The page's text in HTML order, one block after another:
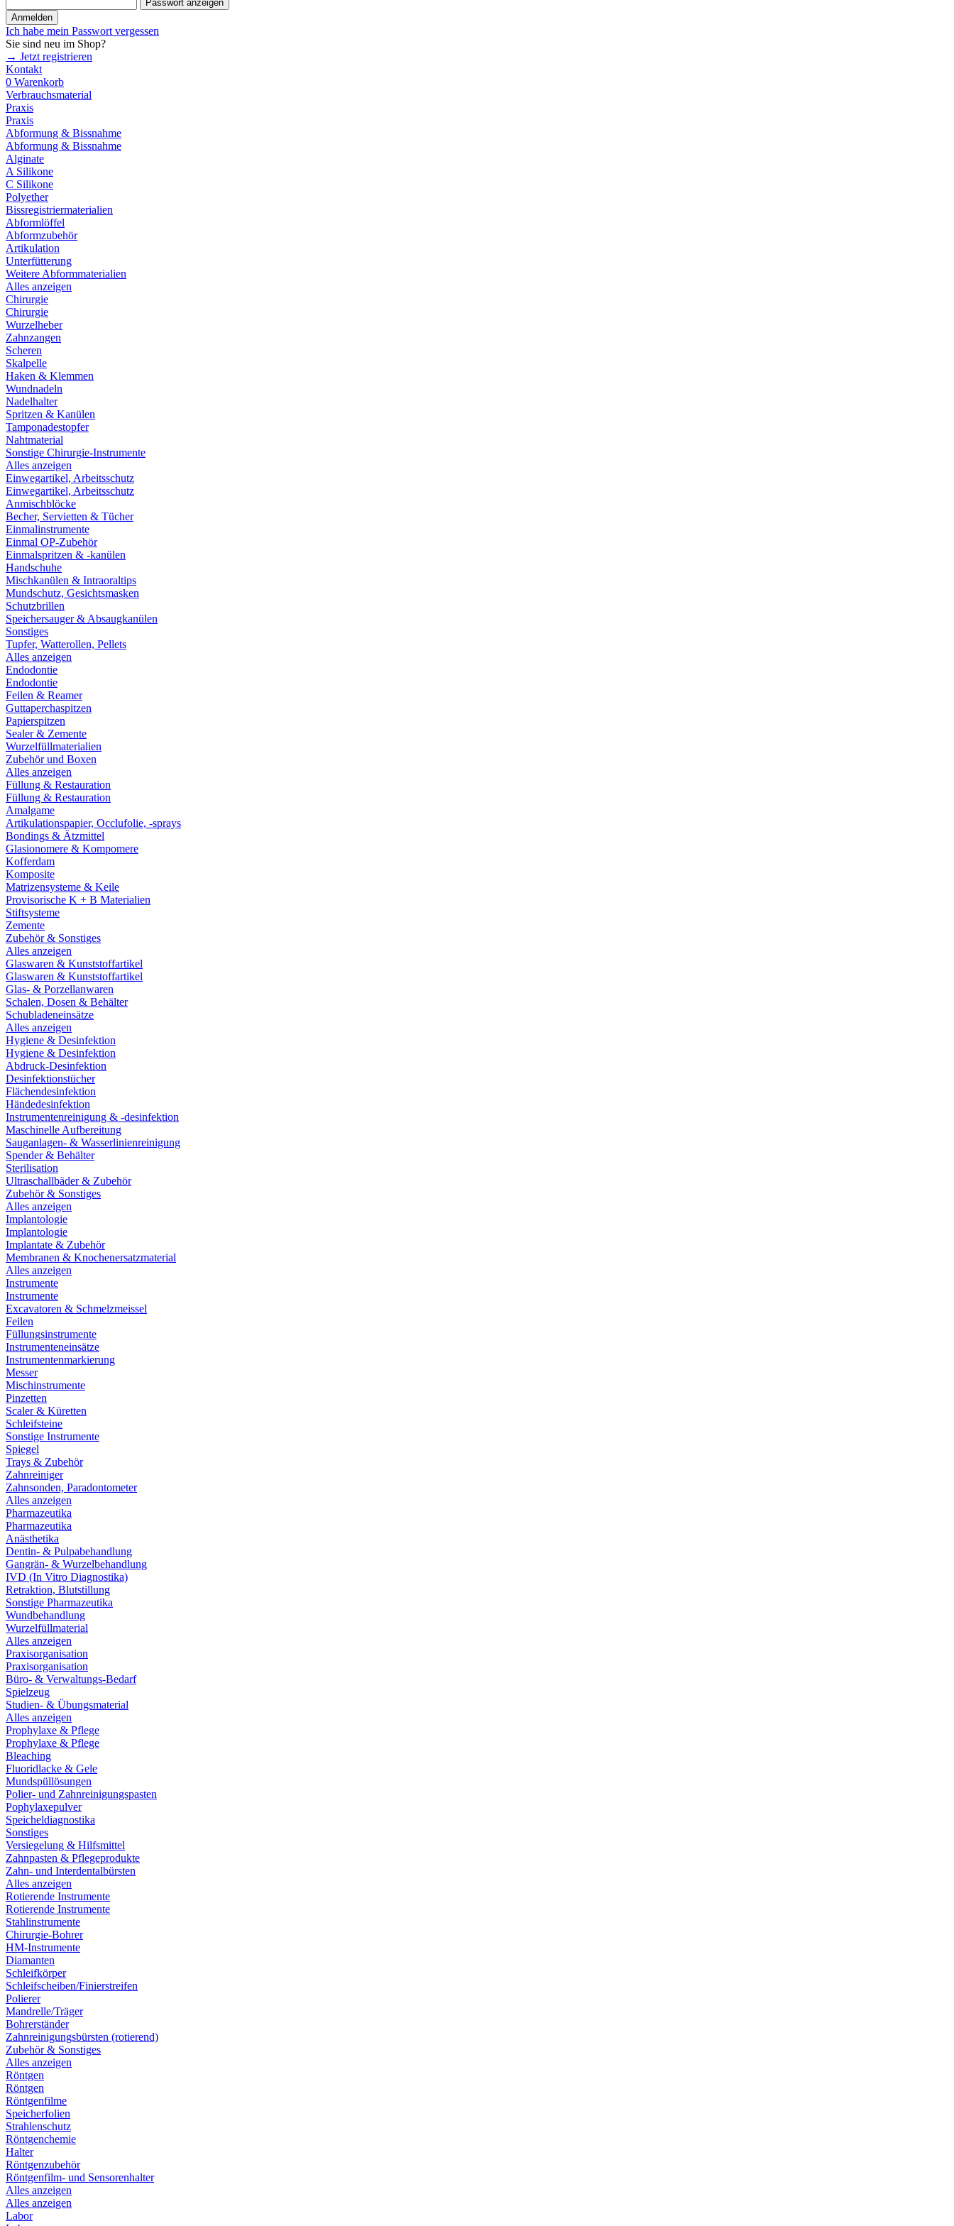
Passwort anzeigen
Anmelden
Ich habe mein Passwort vergessen
Sie sind neu im Shop?
→ Jetzt registrieren
Kontakt
0 Warenkorb
Verbrauchsmaterial
Praxis
Praxis
Abformung & Bissnahme
Abformung & Bissnahme
Alginate
A Silikone
C Silikone
Polyether
Bissregistriermaterialien
Abformlöffel
Abformzubehör
Artikulation
Unterfütterung
Weitere Abformmaterialien
Alles anzeigen
Chirurgie
Chirurgie
Wurzelheber
Zahnzangen
Scheren
Skalpelle
Haken & Klemmen
Wundnadeln
Nadelhalter
Spritzen & Kanülen
Tamponadestopfer
Nahtmaterial
Sonstige Chirurgie-Instrumente
Alles anzeigen
Einwegartikel, Arbeitsschutz
Einwegartikel, Arbeitsschutz
Anmischblöcke
Becher, Servietten & Tücher
Einmalinstrumente
Einmal OP-Zubehör
Einmalspritzen & -kanülen
Handschuhe
Mischkanülen & Intraoraltips
Mundschutz, Gesichtsmasken
Schutzbrillen
Speichersauger & Absaugkanülen
Sonstiges
Tupfer, Watterollen, Pellets
Alles anzeigen
Endodontie
Endodontie
Feilen & Reamer
Guttaperchaspitzen
Papierspitzen
Sealer & Zemente
Wurzelfüllmaterialien
Zubehör und Boxen
Alles anzeigen
Füllung & Restauration
Füllung & Restauration
Amalgame
Artikulationspapier, Occlufolie, -sprays
Bondings & Ätzmittel
Glasionomere & Kompomere
Kofferdam
Komposite
Matrizensysteme & Keile
Provisorische K + B Materialien
Stiftsysteme
Zemente
Zubehör & Sonstiges
Alles anzeigen
Glaswaren & Kunststoffartikel
Glaswaren & Kunststoffartikel
Glas- & Porzellanwaren
Schalen, Dosen & Behälter
Schubladeneinsätze
Alles anzeigen
Hygiene & Desinfektion
Hygiene & Desinfektion
Abdruck-Desinfektion
Desinfektionstücher
Flächendesinfektion
Händedesinfektion
Instrumentenreinigung & -desinfektion
Maschinelle Aufbereitung
Sauganlagen- & Wasserlinienreinigung
Spender & Behälter
Sterilisation
Ultraschallbäder & Zubehör
Zubehör & Sonstiges
Alles anzeigen
Implantologie
Implantologie
Implantate & Zubehör
Membranen & Knochenersatzmaterial
Alles anzeigen
Instrumente
Instrumente
Excavatoren & Schmelzmeissel
Feilen
Füllungsinstrumente
Instrumenteneinsätze
Instrumentenmarkierung
Messer
Mischinstrumente
Pinzetten
Scaler & Küretten
Schleifsteine
Sonstige Instrumente
Spiegel
Trays & Zubehör
Zahnreiniger
Zahnsonden, Paradontometer
Alles anzeigen
Pharmazeutika
Pharmazeutika
Anästhetika
Dentin- & Pulpabehandlung
Gangrän- & Wurzelbehandlung
IVD (In Vitro Diagnostika)
Retraktion, Blutstillung
Sonstige Pharmazeutika
Wundbehandlung
Wurzelfüllmaterial
Alles anzeigen
Praxisorganisation
Praxisorganisation
Büro- & Verwaltungs-Bedarf
Spielzeug
Studien- & Übungsmaterial
Alles anzeigen
Prophylaxe & Pflege
Prophylaxe & Pflege
Bleaching
Fluoridlacke & Gele
Mundspüllösungen
Polier- und Zahnreinigungspasten
Pophylaxepulver
Speicheldiagnostika
Sonstiges
Versiegelung & Hilfsmittel
Zahnpasten & Pflegeprodukte
Zahn- und Interdentalbürsten
Alles anzeigen
Rotierende Instrumente
Rotierende Instrumente
Stahlinstrumente
Chirurgie-Bohrer
HM-Instrumente
Diamanten
Schleifkörper
Schleifscheiben/Finierstreifen
Polierer
Mandrelle/Träger
Bohrerständer
Zahnreinigungsbürsten (rotierend)
Zubehör & Sonstiges
Alles anzeigen
Röntgen
Röntgen
Röntgenfilme
Speicherfolien
Strahlenschutz
Röntgenchemie
Halter
Röntgenzubehör
Röntgenfilm- und Sensorenhalter
Alles anzeigen
Alles anzeigen
Labor